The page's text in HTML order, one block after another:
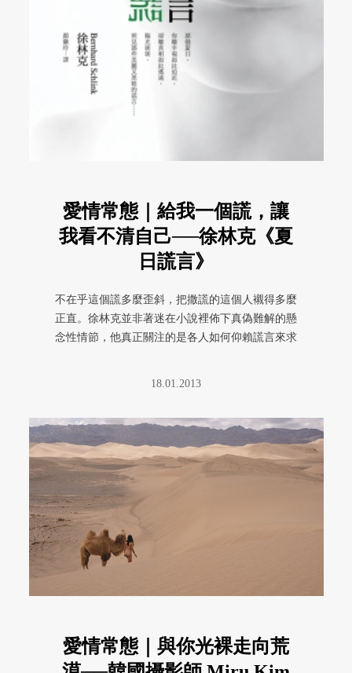
愛情常態｜給我一個謊，讓
我看不清自己──徐林克《夏
日謊言》
不在乎這個謊多麼歪斜，把撒謊的這個人襯得多麼
正直。徐林克並非著迷在小說裡佈下真偽難解的懸
念性情節，他真正關注的是各人如何仰賴謊言來求
18.01.2013
愛情常態｜與你光裸走向荒